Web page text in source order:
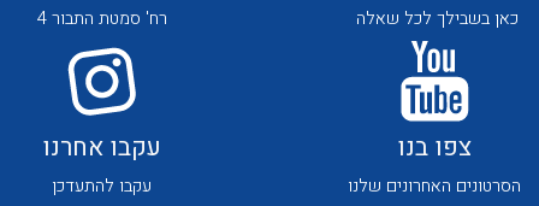
לכל מוצרי היצרן לכל מוצרי היצרן כאן בשבילך לכל שאלה רח' סמטת התבור 4
צפו בנו
הסרטונים האחרונים שלנו
עקבו אחרנו
עקבו להתעדכן